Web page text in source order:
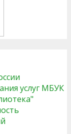
услуг МБУК